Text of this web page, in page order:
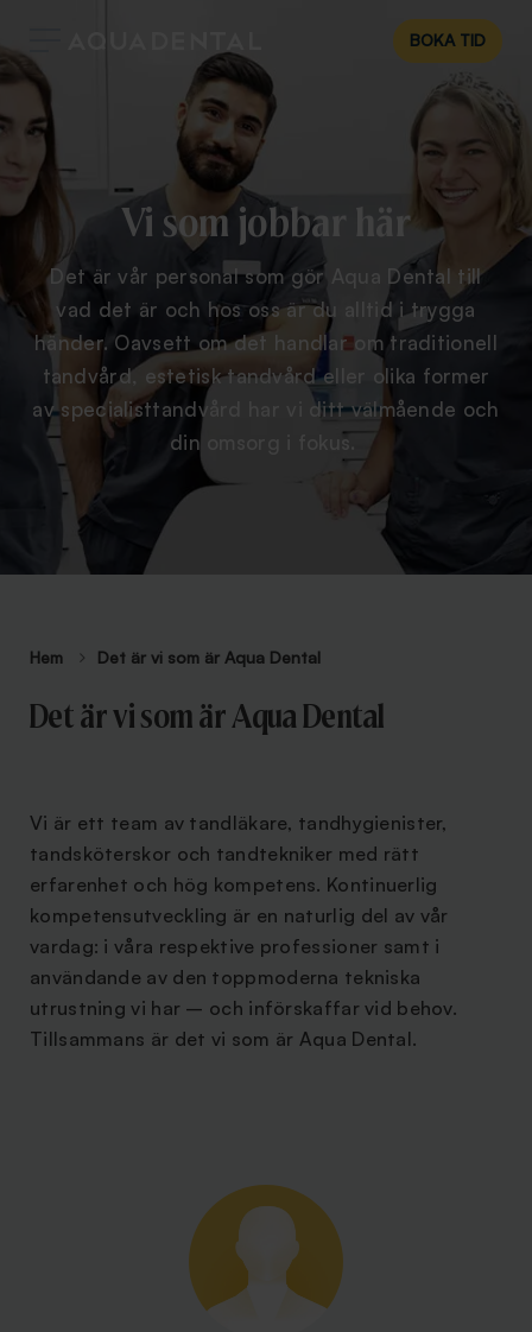
BOKA TID
Vi som jobbar här
Det är vår personal som gör Aqua Dental till
vad det är och hos oss är du alltid i trygga
händer. Oavsett om det handlar om traditionell
tandvård, estetisk tandvård eller olika former
av specialisttandvård har vi ditt välmående och
din omsorg i fokus.
Hem Det är vi som är Aqua Dental
Det är vi som är Aqua Dental
Vi är ett team av tandläkare, tandhygienister,
tandsköterskor och tandtekniker med rätt
erfarenhet och hög kompetens. Kontinuerlig
kompetensutveckling är en naturlig del av vår
vardag: i våra respektive professioner samt i
användande av den toppmoderna tekniska
utrustning vi har – och införskaffar vid behov.
Tillsammans är det vi som är Aqua Dental.